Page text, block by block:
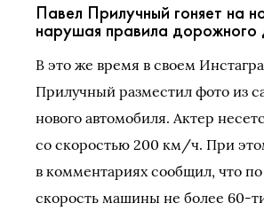
Павел Прилучный гоняет на
нарушая правила дорожного
В это же время в своем
Прилучный разместил фото из
нового автомобиля. Актер
со скоростью 200 км/ч. При
в комментариях сообщил, что
скорость машины не более 60-